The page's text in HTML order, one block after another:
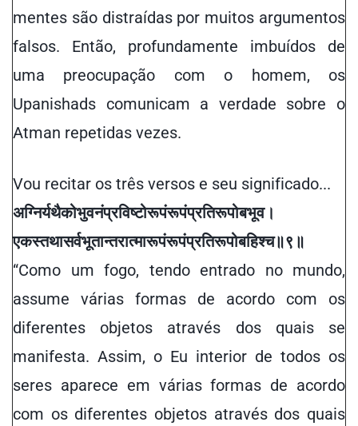
mentes são distraídas por muitos argumentos
falsos. Então, profundamente imbuídos de
uma preocupação com o homem, os
Upanishads comunicam a verdade sobre o
Atman repetidas vezes.
Vou recitar os três versos e seu significado...
अग्निर्यथैकोभुवनंप्रविष्टोरूपंरूपंप्रतिरूपोबभूव।
एकस्तथासर्वभूतान्तरात्मारूपंरूपंप्रतिरूपोबहिश्च॥९ ॥
“Como um fogo, tendo entrado no mundo,
assume várias formas de acordo com os
diferentes objetos através dos quais se
manifesta. Assim, o Eu interior de todos os
seres aparece em várias formas de acordo
com os diferentes objetos através dos quais